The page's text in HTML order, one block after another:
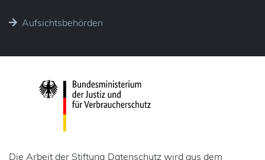
Aufsichtsbehörden
Die Arbeit der Stiftung Datenschutz wird aus dem